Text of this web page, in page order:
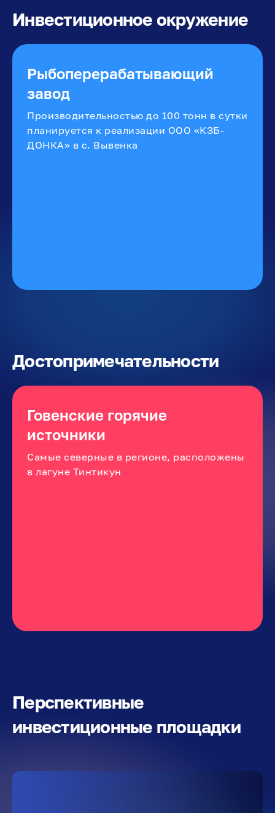
Инвестиционное окружение
Рыбоперерабатывающий
завод
Производительностью до 100 тонн в сутки
планируется к реализации ООО «КЗБ-
ДОНКА» в с. Вывенка
Достопримечательности
Говенские горячие
источники
Самые северные в регионе, расположены
в лагуне Тинтикун
Перспективные
инвестиционные площадки